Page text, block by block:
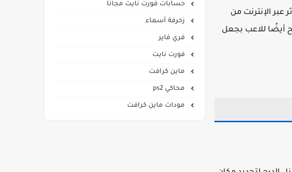
عبر الإنترنت من
أيضًا للاعب بجعل
حسابات فورت نايت مجانا
زخرفة أسماء
فري فاير
فورت نايت
ماين كرافت
محاكي ps2
مودات ماين كرافت